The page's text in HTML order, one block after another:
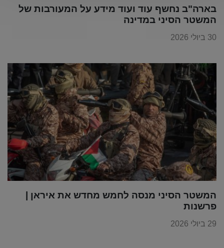
בארה"ב נחשף עוד ועוד מידע על המעורבות של
המשטר הסיני במדינה
30 ביולי 2026
המשטר הסיני מנסה לחמש מחדש את איראן |
פרשנות
29 ביולי 2026